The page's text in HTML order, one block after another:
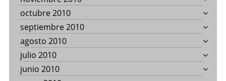
octubre 2010
septiembre 2010
agosto 2010
julio 2010
junio 2010